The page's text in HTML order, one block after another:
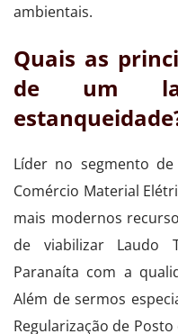
ambientais.
Quais as
de um
Líder no segmento
Comércio Material
mais modernos
de viabilizar Laudo
Paranaíta com a
Além de sermos
Regularização de